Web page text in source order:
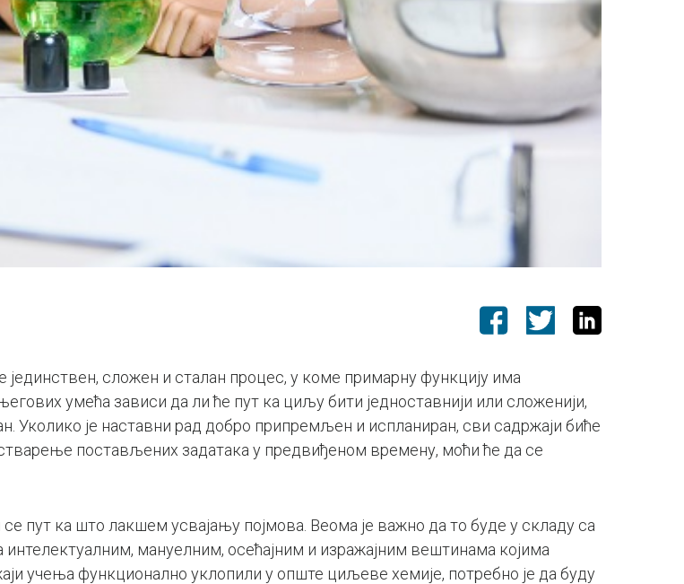
сложен и сталан процес, у коме примарну функцију има
умећа зависи да ли ће пут ка циљу бити једноставнији или сложенији,
Уколико је наставни рад добро припремљен и испланиран, сви садржаји биће
постављених задатака у предвиђеном времену, моћи ће да се
ка што лакшем усвајању појмова. Веома је важно да то буде у складу са
мануелним, осећајним и изражајним вештинама којима
учења функционално уклопили у опште циљеве хемије, потребно је да буду